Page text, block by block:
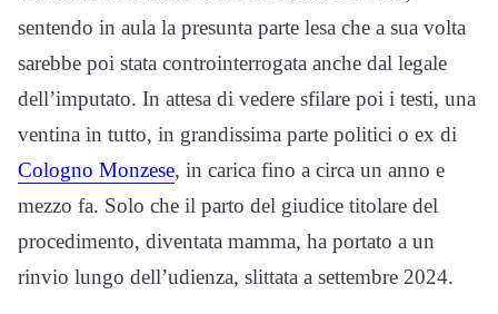
sentendo in aula la presunta parte lesa che a sua volta
sarebbe poi stata controinterrogata anche dal legale
dell’imputato. In attesa di vedere sfilare poi i testi, una
ventina in tutto, in grandissima parte politici o ex di
Cologno Monzese, in carica fino a circa un anno e
mezzo fa. Solo che il parto del giudice titolare del
procedimento, diventata mamma, ha portato a un
rinvio lungo dell’udienza, slittata a settembre 2024.